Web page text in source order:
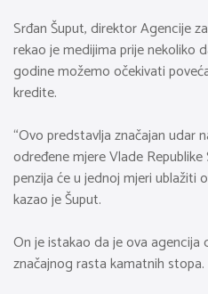
Srđan Šuput, direktor Agencije
rekao je medijima prije nekoliko
godine možemo očekivati
kredite.
“Ovo predstavlja značajan udar
određene mjere Vlade
penzija će u jednoj mjeri ublažiti
kazao je Šuput.
On je istakao da je ova agencija
značajnog rasta kamatnih stopa.